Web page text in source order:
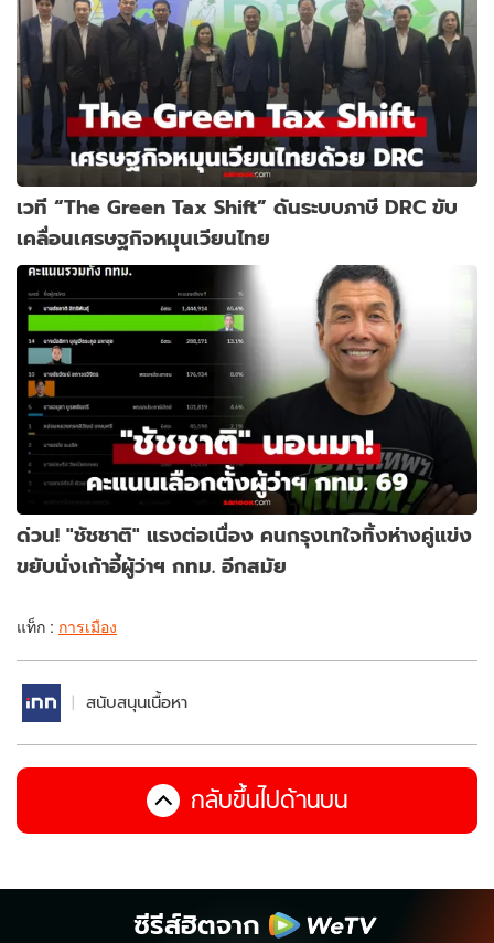
เวที “The Green Tax Shift” ดันระบบภาษี DRC ขับ
เคลื่อนเศรษฐกิจหมุนเวียนไทย
ด่วน! "ชัชชาติ" แรงต่อเนื่อง คนกรุงเทใจทิ้งห่างคู่แข่ง
ขยับนั่งเก้าอี้ผู้ว่าฯ กทม. อีกสมัย
แท็ก : การเมือง
สนับสนุนเนื้อหา
กลับขึ้นไปด้านบน
ซีรีส์ฮิตจาก